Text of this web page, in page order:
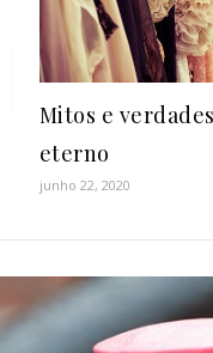
Mitos e
eterno
junho 22, 2020